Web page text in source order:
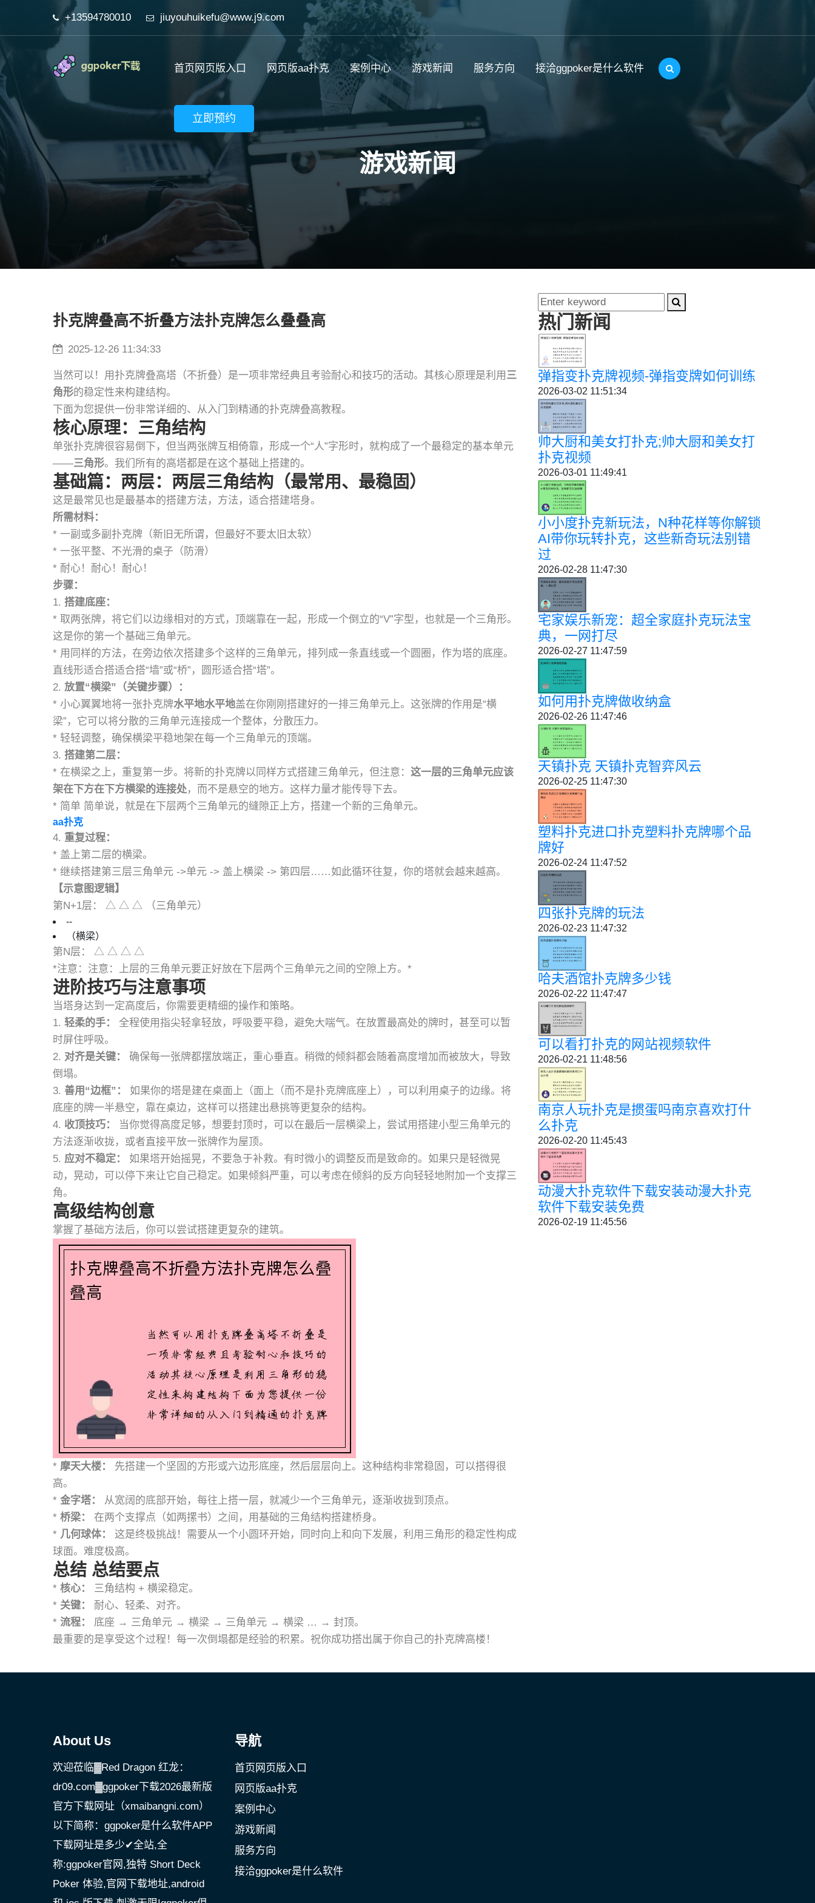
+13594780010 jiuyouhuikefu@www.j9.com
首页网页版入口 网页版aa扑克 案例中心 游戏新闻 服务方向 接洽ggpoker是什么软件
立即预约
游戏新闻
扑克牌叠高不折叠方法扑克牌怎么叠叠高
2025-12-26 11:34:33
当然可以！用扑克牌叠高塔（不折叠）是一项非常经典且考验耐心和技巧的活动。其核心原理是利用 三
角形的稳定性来构建结构。
下面为您提供一份非常详细的、从入门到精通的扑克牌叠高教程。
核心原理：三角结构
单张扑克牌很容易倒下，但当两张牌互相倚靠，形成一个“人”字形时，就构成了一个最稳定的基本单元
——三角形。我们所有的高塔都是在这个基础上搭建的。
基础篇：两层：两层三角结构（最常用、最稳固）
这是最常见也是最基本的搭建方法，方法，适合搭建塔身。
所需材料：
* 一副或多副扑克牌（新旧无所谓，但最好不要太旧太软）
* 一张平整、不光滑的桌子（防滑）
* 耐心！耐心！耐心！
步骤：
1. 搭建底座：
* 取两张牌，将它们以边缘相对的方式，顶端靠在一起，形成一个倒立的“V”字型，也就是一个三角形。
这是你的第一个基础三角单元。
* 用同样的方法，在旁边依次搭建多个这样的三角单元，排列成一条直线或一个圆圈，作为塔的底座。
直线形适合搭适合搭“墙”或“桥”，圆形适合搭“塔”。
2. 放置“横梁”（关键步骤）：
* 小心翼翼地将一张扑克牌水平地水平地盖在你刚刚搭建好的一排三角单元上。这张牌的作用是“横
梁”，它可以将分散的三角单元连接成一个整体，分散压力。
* 轻轻调整，确保横梁平稳地架在每一个三角单元的顶端。
3. 搭建第二层：
* 在横梁之上，重复第一步。将新的扑克牌以同样方式搭建三角单元，但注意： 这一层的三角单元应该
架在下方在下方横梁的连接处，而不是悬空的地方。这样力量才能传导下去。
* 简单 简单说，就是在下层两个三角单元的缝隙正上方，搭建一个新的三角单元。
aa扑克
4. 重复过程：
* 盖上第二层的横梁。
* 继续搭建第三层三角单元 ->单元 -> 盖上横梁 -> 第四层……如此循环往复，你的塔就会越来越高。
【示意图逻辑】
第N+1层： △ △ △ （三角单元）
--
（横梁）
第N层： △ △ △ △
*注意：注意：上层的三角单元要正好放在下层两个三角单元之间的空隙上方。*
进阶技巧与注意事项
当塔身达到一定高度后，你需要更精细的操作和策略。
1. 轻柔的手：
全程使用指尖轻拿轻放，呼吸要平稳，避免大喘气。在放置最高处的牌时，甚至可以暂
时屏住呼吸。
2. 对齐是关键：
确保每一张牌都摆放端正，重心垂直。稍微的倾斜都会随着高度增加而被放大，导致
倒塌。
3. 善用“边框”：
如果你的塔是建在桌面上（面上（而不是扑克牌底座上），可以利用桌子的边缘。将
底座的牌一半悬空，靠在桌边，这样可以搭建出悬挑等更复杂的结构。
4. 收顶技巧：
当你觉得高度足够，想要封顶时，可以在最后一层横梁上，尝试用搭建小型三角单元的
方法逐渐收拢，或者直接平放一张牌作为屋顶。
5. 应对不稳定：
如果塔开始摇晃，不要急于补救。有时微小的调整反而是致命的。如果只是轻微晃
动，晃动，可以停下来让它自己稳定。如果倾斜严重，可以考虑在倾斜的反方向轻轻地附加一个支撑三
角。
高级结构创意
掌握了基础方法后，你可以尝试搭建更复杂的建筑。
* 摩天大楼：
先搭建一个坚固的方形或六边形底座，然后层层向上。这种结构非常稳固，可以搭得很
高。
* 金字塔：
从宽阔的底部开始，每往上搭一层，就减少一个三角单元，逐渐收拢到顶点。
* 桥梁：
在两个支撑点（如两摞书）之间，用基础的三角结构搭建桥身。
* 几何球体：
这是终极挑战！需要从一个小圆环开始，同时向上和向下发展，利用三角形的稳定性构成
球面。难度极高。
总结 总结要点
* 核心：
三角结构 + 横梁稳定。
* 关键：
耐心、轻柔、对齐。
* 流程：
底座 → 三角单元 → 横梁 → 三角单元 → 横梁 … → 封顶。
最重要的是享受这个过程！每一次倒塌都是经验的积累。祝你成功搭出属于你自己的扑克牌高楼！
热门新闻
弹指变扑克牌视频-弹指变牌如何训练
2026-03-02 11:51:34
帅大厨和美女打扑克;帅大厨和美女打
扑克视频
2026-03-01 11:49:41
小小度扑克新玩法，N种花样等你解锁
AI带你玩转扑克，这些新奇玩法别错
过
2026-02-28 11:47:30
宅家娱乐新宠：超全家庭扑克玩法宝
典，一网打尽
2026-02-27 11:47:59
如何用扑克牌做收纳盒
2026-02-26 11:47:46
天镇扑克 天镇扑克智弈风云
2026-02-25 11:47:30
塑料扑克进口扑克塑料扑克牌哪个品
牌好
2026-02-24 11:47:52
四张扑克牌的玩法
2026-02-23 11:47:32
哈夫酒馆扑克牌多少钱
2026-02-22 11:47:47
可以看打扑克的网站视频软件
2026-02-21 11:48:56
南京人玩扑克是掼蛋吗南京喜欢打什
么扑克
2026-02-20 11:45:43
动漫大扑克软件下载安装动漫大扑克
软件下载安装免费
2026-02-19 11:45:56
About Us
欢迎莅临▓Red Dragon 红龙：
dr09.com▓ggpoker下载2026最新版
官方下载网址（xmaibangni.com）
以下简称：ggpoker是什么软件APP
下载网址是多少✔全站,全
称:ggpoker官网,独特 Short Deck
Poker 体验,官网下载地址,android
导航
首页网页版入口
网页版aa扑克
案例中心
游戏新闻
服务方向
接洽ggpoker是什么软件